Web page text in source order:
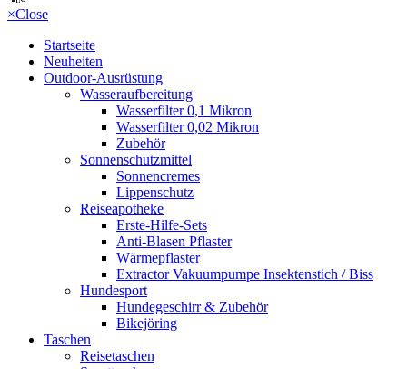
×Close
Startseite
Neuheiten
Outdoor-Ausrüstung
Wasseraufbereitung
Wasserfilter 0,1 Mikron
Wasserfilter 0,02 Mikron
Zubehör
Sonnenschutzmittel
Sonnencremes
Lippenschutz
Reiseapotheke
Erste-Hilfe-Sets
Anti-Blasen Pflaster
Wärmepflaster
Extractor Vakuumpumpe Insektenstich / Biss
Hundesport
Hundegeschirr & Zubehör
Bikejöring
Taschen
Reisetaschen